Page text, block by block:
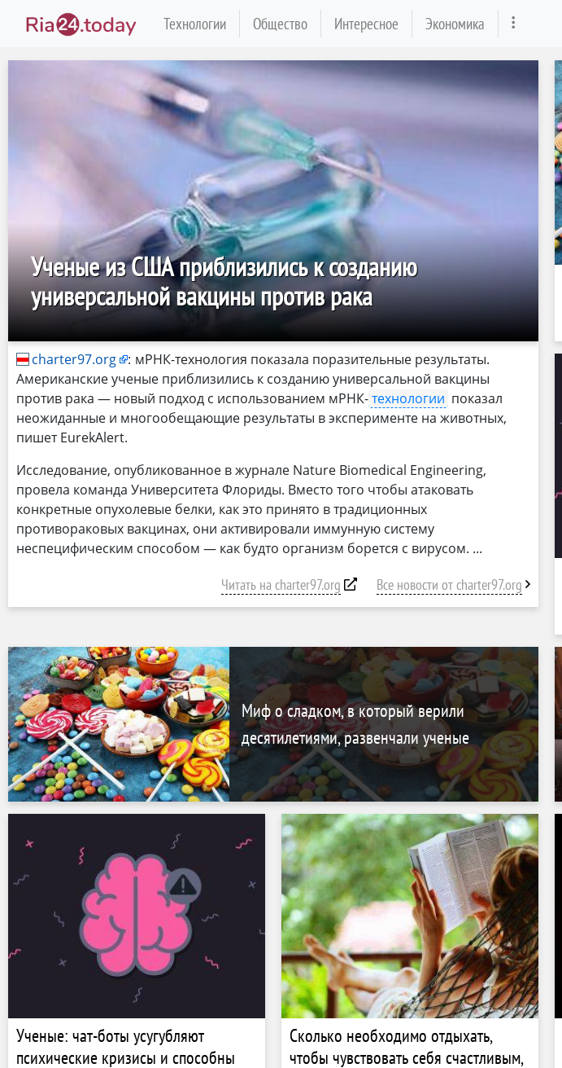
Технологии Общество Интересное Экономика
Ученые из США приблизились к созданию
универсальной вакцины против рака
charter97.org : мРНК-технология показала поразительные результаты.
Американские ученые приблизились к созданию универсальной вакцины
против рака — новый подход с использованием мРНК-технологии показал
неожиданные и многообещающие результаты в эксперименте на животных,
пишет EurekAlert.
Исследование, опубликованное в журнале Nature Biomedical Engineering,
провела команда Университета Флориды. Вместо того чтобы атаковать
конкретные опухолевые белки, как это принято в традиционных
противораковых вакцинах, они активировали иммунную систему
неспецифическим способом — как будто организм борется с вирусом.
Читать на charter97.org Все новости от charter97.org
Миф о сладком, в который верили
десятилетиями, развенчали ученые
Ученые: чат-боты усугубляют
психические кризисы и способны
Сколько необходимо отдыхать,
чтобы чувствовать себя счастливым,